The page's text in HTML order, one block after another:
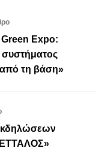
Expo:
τη βάση»